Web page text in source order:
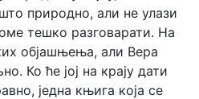
природно, али не улази
тешко разговарати. На
објашњења, али Вера
Ко ће јој на крају дати
једна књига која се